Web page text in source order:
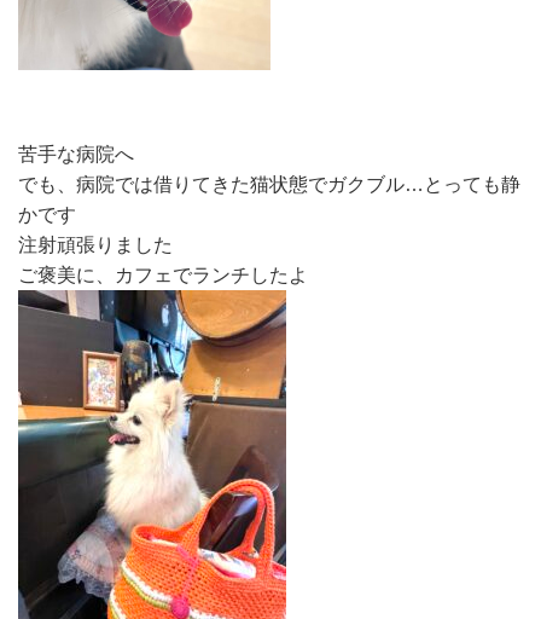
苦手な病院へ
でも、病院では借りてきた猫状態でガクブル…とっても静
かです
注射頑張りました
ご褒美に、カフェでランチしたよ